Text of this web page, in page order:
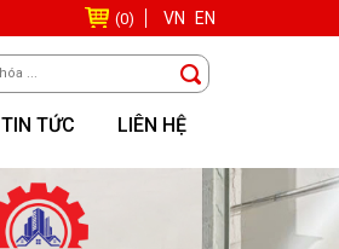
(0) VN EN
TIN TỨC LIÊN HỆ